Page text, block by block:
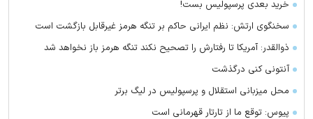
خرید بعدی پرسپولیس بست!
سخنگوی ارتش: نظم ایرانی حاکم بر تنگه هرمز غیرقابل بازگشت است
ذوالقدر: آمریکا تا رفتارش را تصحیح نکند تنگه هرمز باز نخواهد شد
آنتونی کنی درگذشت
محل میزبانی استقلال و پرسپولیس در لیگ برتر
پیوس: توقع ما از تارتار قهرمانی است